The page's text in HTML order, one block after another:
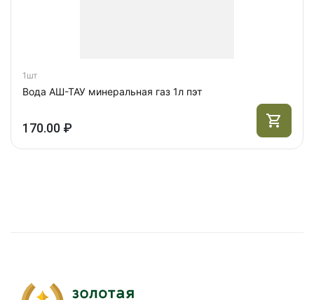
1шт
Вода АШ-ТАУ минеральная газ 1л пэт
170.00 ₽